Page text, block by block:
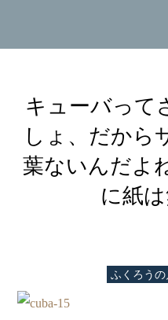
キューバって
しょ、だから
葉ないんだよ
に紙は
ふくろうの